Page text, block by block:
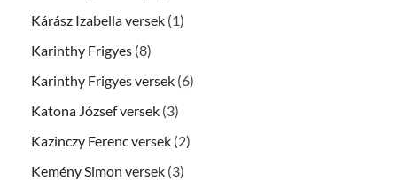
Kárász Izabella versek (1)
Karinthy Frigyes (8)
Karinthy Frigyes versek (6)
Katona József versek (3)
Kazinczy Ferenc versek (2)
Kemény Simon versek (3)